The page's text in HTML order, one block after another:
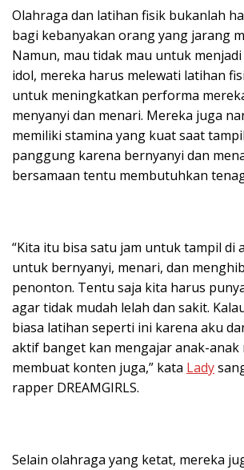
Olahraga dan latihan fisik bukanlah
bagi kebanyakan orang yang jarang
Namun, mau tidak mau untuk
idol, mereka harus melewati latihan
untuk meningkatkan performa
menyanyi dan menari. Mereka juga
memiliki stamina yang kuat saat
panggung karena bernyanyi dan
bersamaan tentu membutuhkan
“Kita itu bisa satu jam untuk tampil di
untuk bernyanyi, menari, dan
penonton. Tentu saja kita harus
agar tidak mudah lelah dan sakit.
biasa latihan seperti ini karena aku
aktif banget kan mengajar anak-anak
membuat konten juga,” kata Lady
rapper DREAMGIRLS.
Selain olahraga yang ketat, mereka